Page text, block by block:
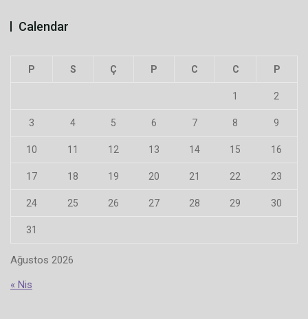
Calendar
Ağustos 2026
P S Ç P C C P
1 2
3 4 5 6 7 8 9
10 11 12 13 14 15 16
17 18 19 20 21 22 23
24 25 26 27 28 29 30
31
« Nis